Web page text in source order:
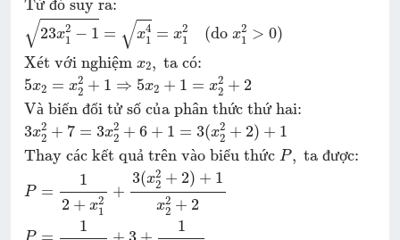
Từ đó suy ra:
√23x2
1 − 1 = √x4
1 = x2
1
(do x2
1 > 0)
Xét với nghiệm x2, ta có:
5x2 = x2
2 + 1 ⇒ 5x2 + 1 = x2
2 + 2
Và biến đổi tử số của phân thức thứ hai:
3x2
2 + 7 = 3x2
2 + 6 + 1 = 3(x2
2 + 2) + 1
Thay các kết quả trên vào biểu thức P, ta được:
P =
1
2 + x2
1
+
3(x2
2 + 2) + 1
x2
2 + 2
1 1